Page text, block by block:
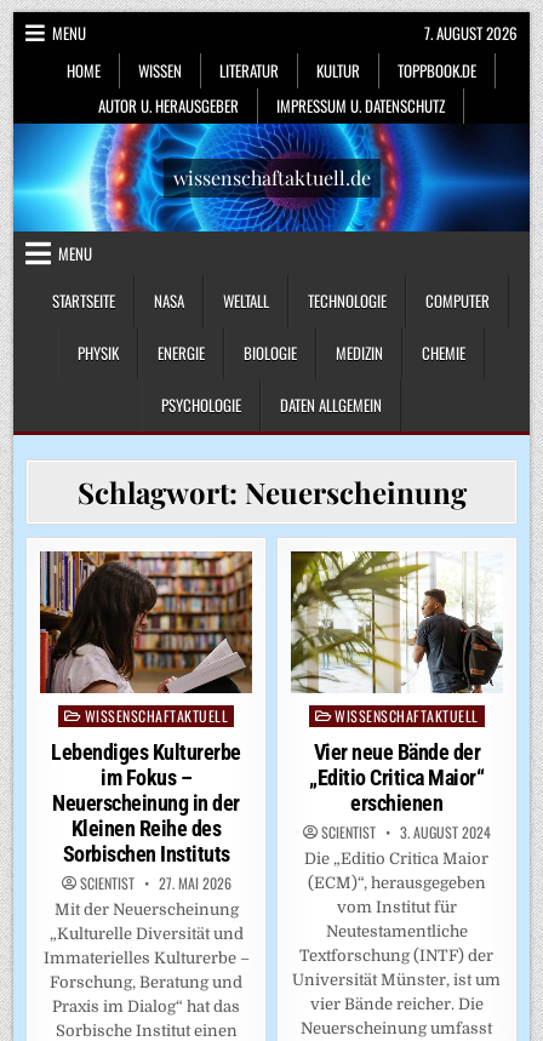
Skip
to
content
MENU
HOME
WISSEN LITERATUR KULTUR
TOPPBOOK.DE
AUTOR U. HERAUSGEBER
IMPRESSUM U. DATENSCHUTZ
7. AUGUST 2026
wissenschaftaktuell.de
MENU
STARTSEITE
NASA WELTALL TECHNOLOGIE COMPUTER
PHYSIK ENERGIE BIOLOGIE MEDIZIN CHEMIE
PSYCHOLOGIE DATEN ALLGEMEIN
Schlagwort: Neuerscheinung
Posted
in
WISSENSCHAFTAKTUELL
Lebendiges Kulturerbe
im Fokus –
Neuerscheinung in der
Kleinen Reihe des
Sorbischen Instituts
SCIENTIST 27. MAI 2026
Mit der Neuerscheinung
„Kulturelle Diversität und
Immaterielles Kulturerbe –
Forschung, Beratung und
Praxis im Dialog“ hat das
Sorbische Institut einen
PostedWISSENSCHAFTAKTUELL
Vier neue Bände der
„Editio Critica Maior“
erschienen
SCIENTIST 3. AUGUST 2024
Die „Editio Critica Maior
(ECM)“, herausgegeben
vom Institut für
Neutestamentliche
Textforschung (INTF) der
Universität Münster, ist um
vier Bände reicher. Die
Neuerscheinung umfasst